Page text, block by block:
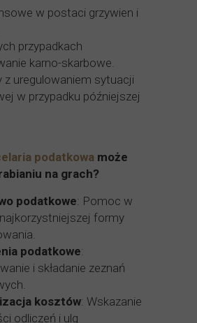
w postaci grzywien i
przypadkach
karno-skarbowe.
z uregulowaniem sytuacji
w przypadku późniejszej
podatkowa może
na grach?
podatkowe: Pomoc w
formy
podatkowe:
i składanie zeznań
kosztów: Wskazanie
odliczeń i ulg